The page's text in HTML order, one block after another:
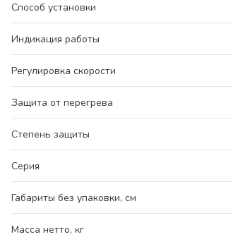
Способ установки
Индикация работы
Регулировка скорости
Защита от перегрева
Степень защиты
Серия
Габариты без упаковки, см
Масса нетто, кг